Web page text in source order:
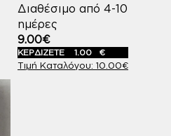
Διαθέσιμο από 4-10
ημέρες
10.00€
9.00€
ΚΕΡΔΙΖΕΤΕ 1.00 €